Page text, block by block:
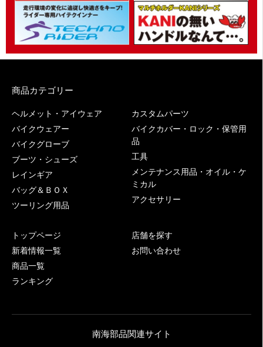
商品カテゴリー
ヘルメット・アイウェア
バイクウェアー
バイクグローブ
ブーツ・シューズ
レインギア
バッグ＆ＢＯＸ
ツーリング用品
カスタムパーツ
バイクカバー・ロック・保管用
品
工具
メンテナンス用品・オイル・ケ
ミカル
アクセサリー
トップページ
新着情報一覧
商品一覧
ランキング
店舗を探す
お問い合わせ
南海部品関連サイト